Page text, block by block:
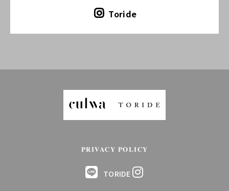
Toride
PRIVACY POLICY
TORIDE